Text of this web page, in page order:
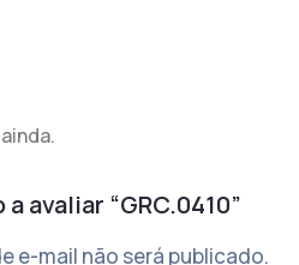
avaliar “GRC.0410”
e-mail não será publicado.